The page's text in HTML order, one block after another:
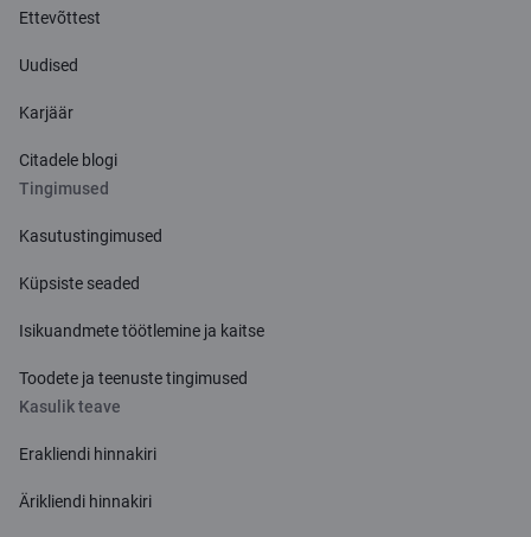
Ettevõttest
Uudised
Karjäär
Citadele blogi
Tingimused
Kasutustingimused
Küpsiste seaded
Isikuandmete töötlemine ja kaitse
Toodete ja teenuste tingimused
Kasulik teave
Erakliendi hinnakiri
Ärikliendi hinnakiri